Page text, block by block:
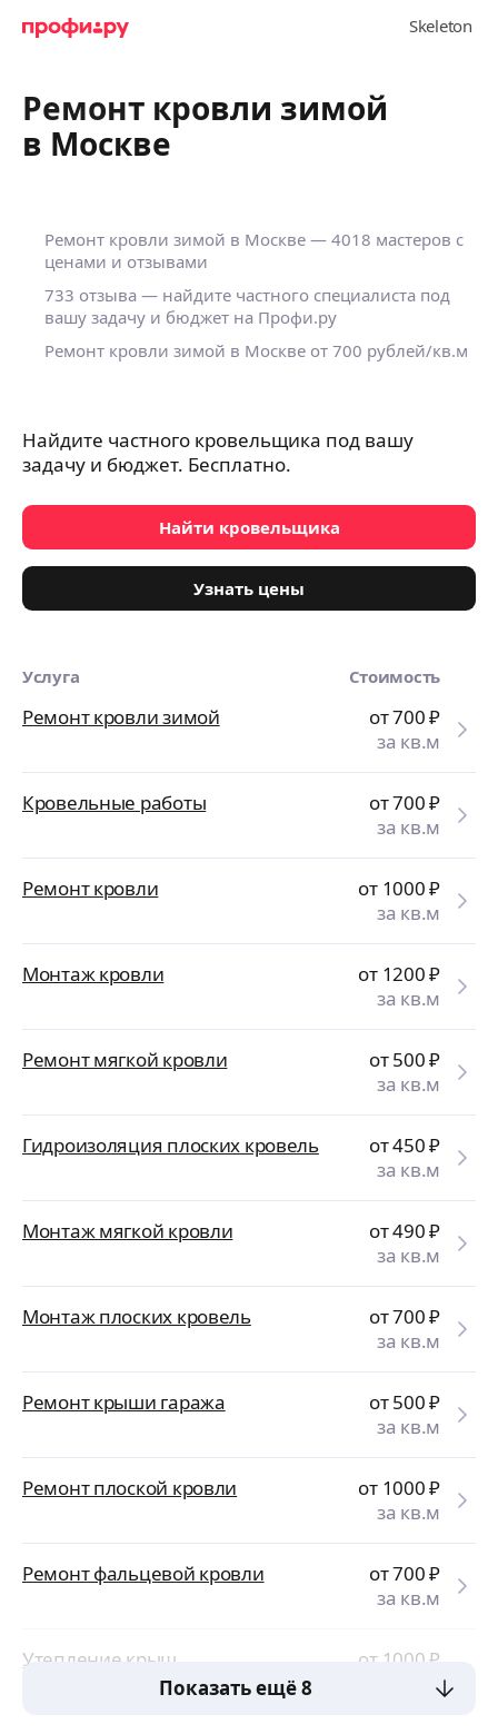
Ремонт кровли зимой
в Москве
Ремонт кровли зимой в Москве — 4018 мастеров с
ценами и отзывами
733 отзыва — найдите частного специалиста под
вашу задачу и бюджет на Профи.ру
Ремонт кровли зимой в Москве от 700 рублей/кв.м
Найдите частного кровельщика под вашу
задачу и бюджет. Бесплатно.
Найти кровельщика
Узнать цены
Услуга Стоимость
Ремонт кровли зимой от 700₽
за кв.м
Кровельные работы от 700₽
за кв.м
Ремонт кровли от 1000₽
за кв.м
Монтаж кровли от 1200₽
за кв.м
Ремонт мягкой кровли от 500₽
за кв.м
Гидроизоляция плоских кровель от 450₽
за кв.м
Монтаж мягкой кровли от 490₽
за кв.м
Монтаж плоских кровель от 700₽
за кв.м
Ремонт крыши гаража от 500₽
за кв.м
Ремонт плоской кровли от 1000₽
за кв.м
Ремонт фальцевой кровли от 700₽
за кв.м
Утепление крыш от 1000₽
за кв.м
Показать ещё 8